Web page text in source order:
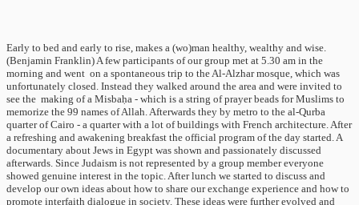
Early to bed and early to rise, makes a (wo)man healthy, wealthy and wise.
(Benjamin Franklin) A few participants of our group met at 5.30 am in the
morning and went on a spontaneous trip to the Al-Alzhar mosque, which was
unfortunately closed. Instead they walked around the area and were invited to
see the making of a Misbaḥa - which is a string of prayer beads for Muslims to
memorize the 99 names of Allah. Afterwards they by metro to the al-Qurba
quarter of Cairo - a quarter with a lot of buildings with French architecture. After
a refreshing and awakening breakfast the official program of the day started. A
documentary about Jews in Egypt was shown and passionately discussed
afterwards. Since Judaism is not represented by a group member everyone
showed genuine interest in the topic. After lunch we started to discuss and
develop our own ideas about how to share our exchange experience and how to
promote interfaith dialogue in society. These ideas were further evolved and